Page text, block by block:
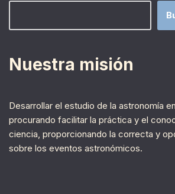
Nuestra misión
Desarrollar el estudio de la astronomía
procurando facilitar la práctica y el
ciencia, proporcionando la correcta y
sobre los eventos astronómicos.